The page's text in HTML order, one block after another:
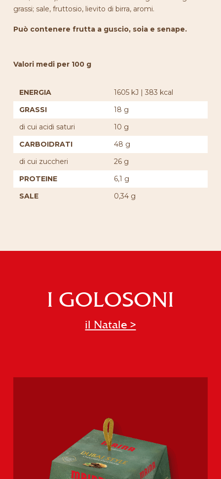
grassi; sale, fruttosio, lievito di birra, aromi.
Può contenere frutta a guscio, soia e senape.
Valori medi per 100 g
ENERGIA
1605 kJ | 383 kcal
GRASSI
18 g
di cui acidi saturi
10 g
CARBOIDRATI
48 g
di cui zuccheri
26 g
PROTEINE
6,1 g
SALE
0,34 g
I GOLOSONI
il Natale >